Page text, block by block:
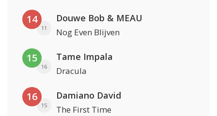
14
11
Douwe Bob & MEAU
Nog Even Blijven
15
16
Tame Impala
Dracula
16
15
Damiano David
The First Time